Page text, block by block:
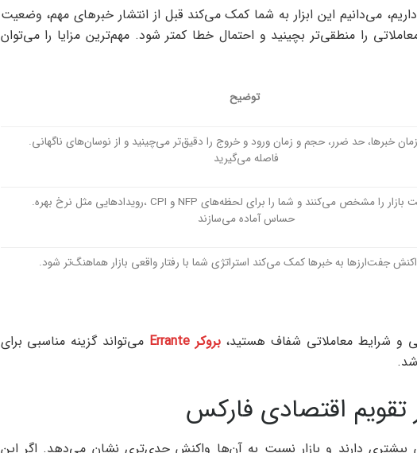
می‌دانیم این ابزار به شما کمک می‌کند قبل از انتشار خبرهای مهم، وضعیت
را منطقی‌تر بچینید و احتمال خطا کمتر شود. مهم‌ترین مزایا را می‌توان
توضیح
.با دانستن زمان خبرها، حد ضرر، حجم و زمان ورود و خروج را دقیق‌تر می‌چینید و از نوسان‌های ناگهانی
فاصله می‌گیرید
.رویدادهایی مثل نرخ بهره، CPI و NFP جهت حرکت بازار را مشخص می‌کنند و شما را برای لحظه‌های
حساس آماده می‌سازند
جفت‌ارزها به خبرها کمک می‌کند استراتژی شما با رفتار واقعی بازار هماهنگ‌تر شود
و شرایط معاملاتی شفاف هستید،بروکر Errante
می‌تواند گزینه مناسبی برای
تقویم اقتصادی فارکس
بیشتری دارند و بازار نسبت به آن‌ها واکنش جدی‌تری نشان می‌دهد. اگر این